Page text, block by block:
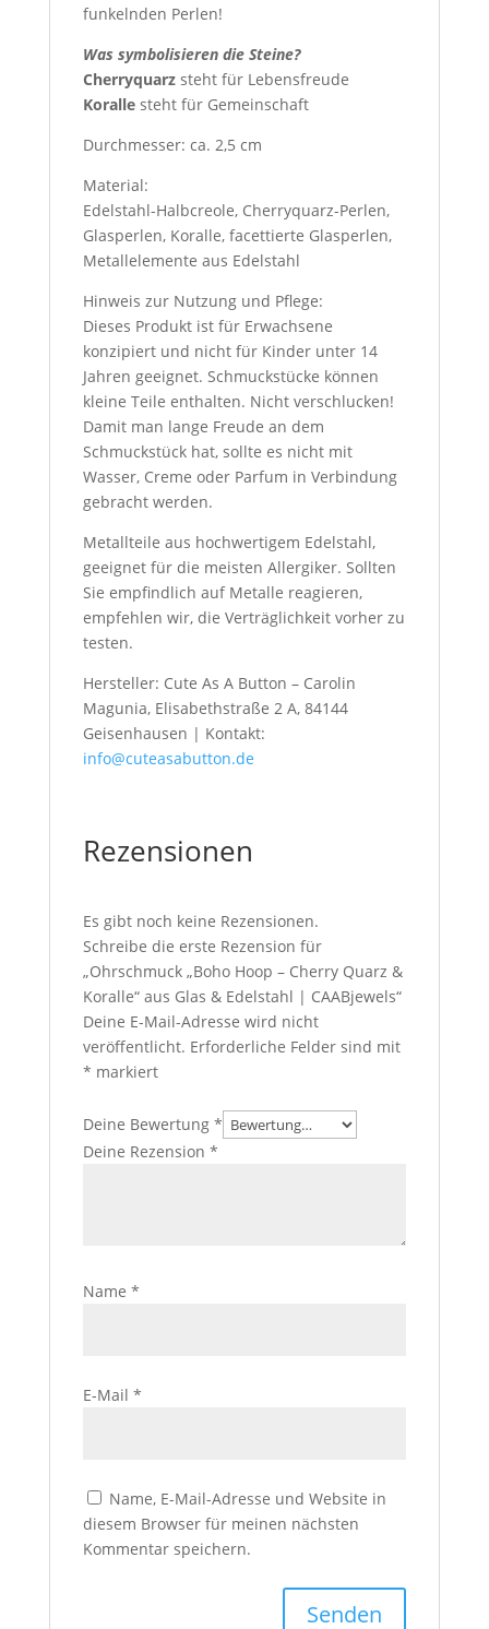
funkelnden Perlen!
Was symbolisieren die Steine?
Cherryquarzsteht für Lebensfreude
Korallesteht für Gemeinschaft
Durchmesser: ca. 2,5 cm
Material:
Edelstahl-Halbcreole, Cherryquarz-Perlen,
Glasperlen, Koralle, facettierte Glasperlen,
Metallelemente aus Edelstahl
Hinweis zur Nutzung und Pflege:
Dieses Produkt ist für Erwachsene
konzipiert und nicht für Kinder unter 14
Jahren geeignet. Schmuckstücke können
kleine Teile enthalten. Nicht verschlucken!
Damit man lange Freude an dem
Schmuckstück hat, sollte es nicht mit
Wasser, Creme oder Parfum in Verbindung
gebracht werden.
Metallteile aus hochwertigem Edelstahl,
geeignet für die meisten Allergiker. Sollten
Sie empfindlich auf Metalle reagieren,
empfehlen wir, die Verträglichkeit vorher zu
testen.
Hersteller: Cute As A Button – Carolin
Magunia, Elisabethstraße 2 A, 84144
Geisenhausen | Kontakt:
info@cuteasabutton.de
Rezensionen
Es gibt noch keine Rezensionen.
Schreibe die erste Rezension für
„Ohrschmuck „Boho Hoop – Cherry Quarz &
Koralle“ aus Glas & Edelstahl | CAABjewels“
Deine E-Mail-Adresse wird nicht
veröffentlicht. Erforderliche Felder sind mit
* markiert
Deine Bewertung *
Deine Rezension *
Name *
E-Mail *
Name, E-Mail-Adresse und Website in
diesem Browser für meinen nächsten
Kommentar speichern.